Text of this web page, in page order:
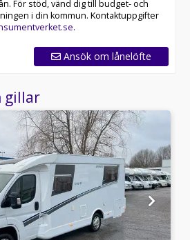
För stöd, vänd dig till budget- och
i din kommun. Kontaktuppgifter
.
Ansök om lånelöfte
gillar